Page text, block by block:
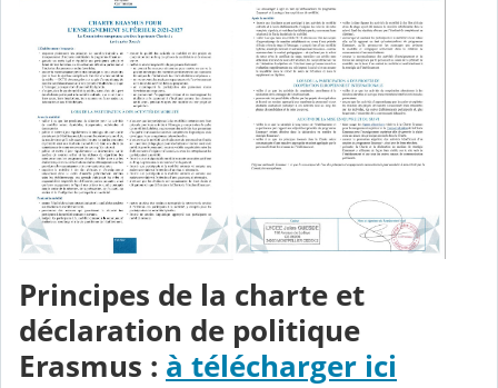
Principes de la charte et
déclaration de politique
Erasmus : à télécharger ici